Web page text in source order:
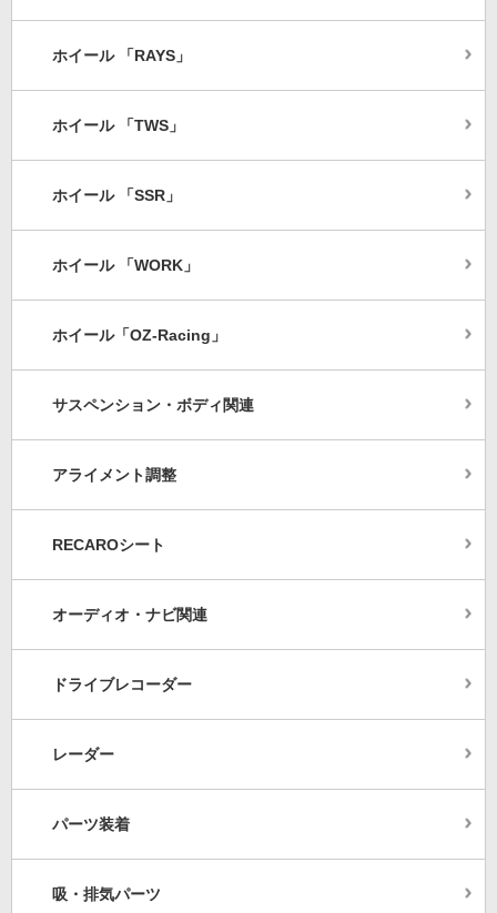
ホイール 「RAYS」
ホイール 「TWS」
ホイール 「SSR」
ホイール 「WORK」
ホイール「OZ-Racing」
サスペンション・ボディ関連
アライメント調整
RECAROシート
オーディオ・ナビ関連
ドライブレコーダー
レーダー
パーツ装着
吸・排気パーツ